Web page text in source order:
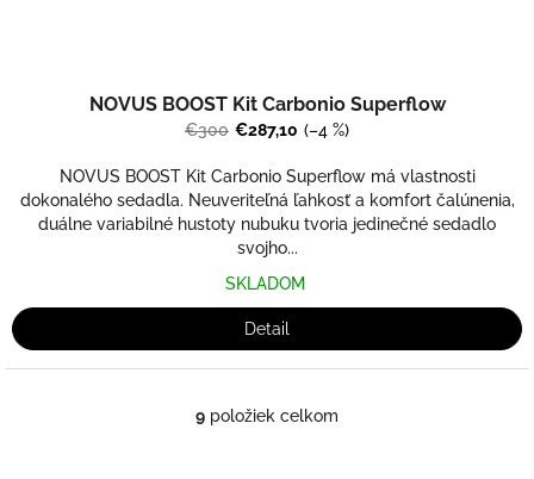
NOVUS BOOST Kit Carbonio Superflow
€300 €287,10 (–4 %)
NOVUS BOOST Kit Carbonio Superflow má vlastnosti
dokonalého sedadla. Neuveriteľná ľahkosť a komfort čalúnenia,
duálne variabilné hustoty nubuku tvoria jedinečné sedadlo
svojho...
SKLADOM
Detail
O
9 položiek celkom